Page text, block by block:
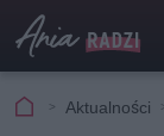
Aktualności